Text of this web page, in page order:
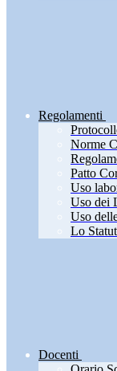
Regolamenti
Norme
Patto
Uso
Uso dei
Uso
Lo
Docenti